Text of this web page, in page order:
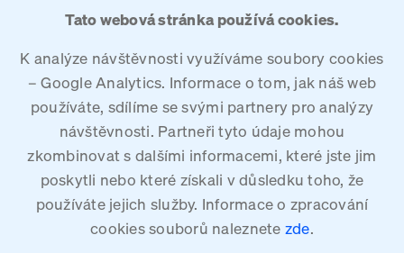
Tato webová stránka používá cookies.
K analýze návštěvnosti využíváme soubory cookies
– Google Analytics. Informace o tom, jak náš web
používáte, sdílíme se svými partnery pro analýzy
návštěvnosti. Partneři tyto údaje mohou
zkombinovat s dalšími informacemi, které jste jim
poskytli nebo které získali v důsledku toho, že
používáte jejich služby. Informace o zpracování
cookies souborů naleznete zde.